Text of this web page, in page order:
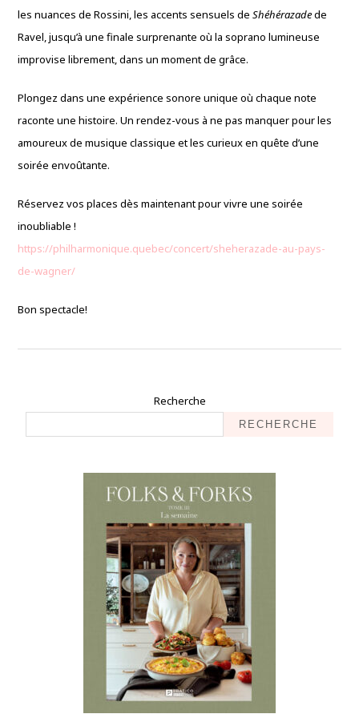
les nuances de Rossini, les accents sensuels deShéhérazadede
Ravel, jusqu’à une finale surprenante où la soprano lumineuse
improvise librement, dans un moment de grâce.
Plongez dans une expérience sonore unique où chaque note
raconte une histoire. Un rendez-vous à ne pas manquer pour les
amoureux de musique classique et les curieux en quête d’une
soirée envoûtante.
Réservez vos places dès maintenant pour vivre une soirée
inoubliable !
https://philharmonique.quebec/concert/sheherazade-au-pays-
de-wagner/
Bon spectacle!
Recherche
RECHERCHE